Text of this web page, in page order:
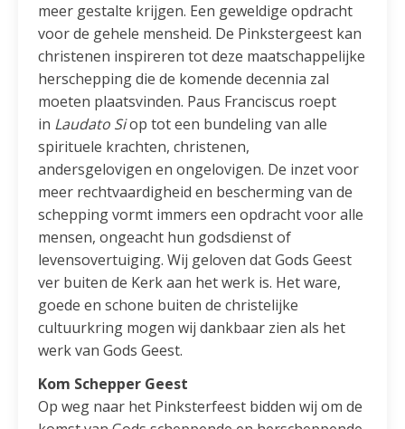
meer gestalte krijgen. Een geweldige opdracht
voor de gehele mensheid. De Pinkstergeest kan
christenen inspireren tot deze maatschappelijke
herschepping die de komende decennia zal
moeten plaatsvinden. Paus Franciscus roept
in Laudato Siop tot een bundeling van alle
spirituele krachten, christenen,
andersgelovigen en ongelovigen. De inzet voor
meer rechtvaardigheid en bescherming van de
schepping vormt immers een opdracht voor alle
mensen, ongeacht hun godsdienst of
levensovertuiging. Wij geloven dat Gods Geest
ver buiten de Kerk aan het werk is. Het ware,
goede en schone buiten de christelijke
cultuurkring mogen wij dankbaar zien als het
werk van Gods Geest.
Kom Schepper Geest
Op weg naar het Pinksterfeest bidden wij om de